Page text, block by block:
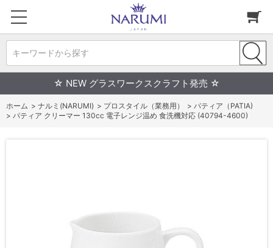
キーワードから探す
☆ NEW グラスワークスクラフト発売 ☆
ホーム > ナルミ(NARUMI) > プロスタイル（業務用） > パティア（PATIA)
> パティア クリーマー 130cc 電子レンジ温め 食洗機対応 (40794-4600)